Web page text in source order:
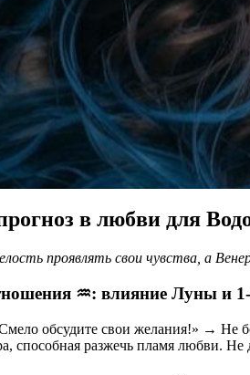
в любви для
проявлять свои чувства, а
♒️: влияние Луны и
обсудите свои желания!» → Не
разжечь пламя любви. Не